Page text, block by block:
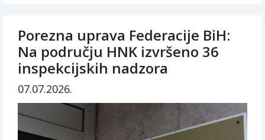
Porezna uprava Federacije BiH:
Na području HNK izvršeno 36
inspekcijskih nadzora
07.07.2026.